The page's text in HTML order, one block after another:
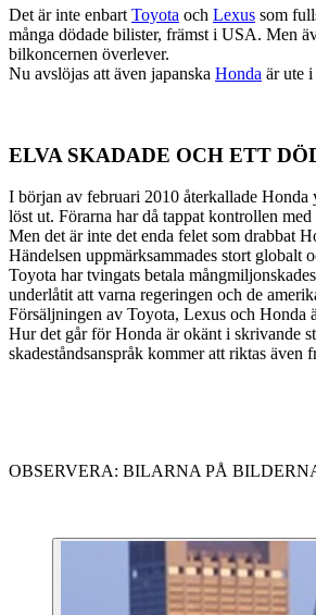
Det är inte enbart Toyota och Lexus som
många dödade bilister, främst i USA. Men
bilkoncernen överlever.
Nu avslöjas att även japanska Honda är ute
ELVA SKADADE OCH ETT
I början av februari 2010 återkallade Honda
löst ut. Förarna har då tappat kontrollen
Men det är inte det enda felet som drabbat
Händelsen uppmärksammades stort globalt
Toyota har tvingats betala
underlåtit att varna regeringen och de
Försäljningen av Toyota, Lexus och Honda
Hur det går för Honda är okänt i skrivande
skadeståndsanspråk kommer att riktas även
OBSERVERA: BILARNA PÅ